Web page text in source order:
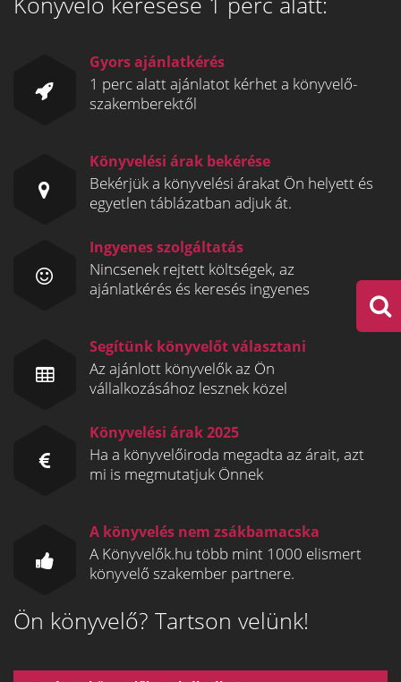
Gyors ajánlatkérés
1 perc alatt ajánlatot kérhet a könyvelő-
szakemberektől
Könyvelési árak bekérése
Bekérjük a könyvelési árakat Ön helyett és
egyetlen táblázatban adjuk át.
Ingyenes szolgáltatás
Nincsenek rejtett költségek, az
ajánlatkérés és keresés ingyenes
Segítünk könyvelőt választani
Az ajánlott könyvelők az Ön
vállalkozásához lesznek közel
Könyvelési árak 2025
Ha a könyvelőiroda megadta az árait, azt
mi is megmutatjuk Önnek
A könyvelés nem zsákbamacska
A Könyvelők.hu több mint 1000 elismert
könyvelő szakember partnere.
Ön könyvelő? Tartson velünk!